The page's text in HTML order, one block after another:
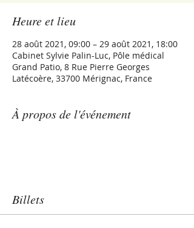
Heure et lieu
28 août 2021, 09:00 – 29 août 2021, 18:00
Cabinet Sylvie Palin-Luc, Pôle médical
Grand Patio, 8 Rue Pierre Georges
Latécoère, 33700 Mérignac, France
À propos de l'événement
Billets